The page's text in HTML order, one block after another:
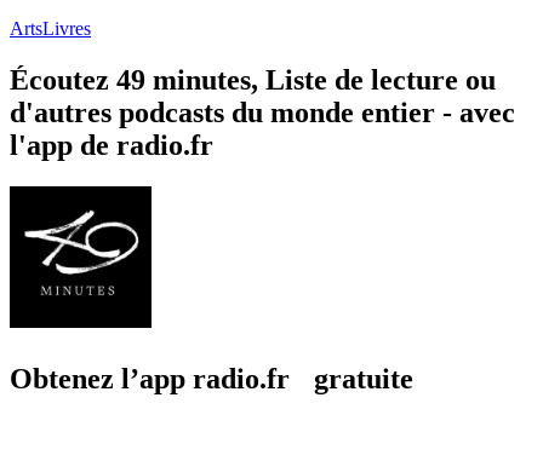
ArtsLivres
Écoutez 49 minutes, Liste de lecture ou
d'autres podcasts du monde entier - avec
l'app de radio.fr
Obtenez l’app radio.fr gratuite